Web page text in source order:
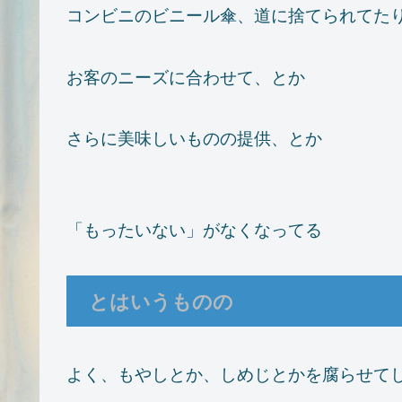
コンビニのビニール傘、道に捨てられてたり
お客のニーズに合わせて、とか
さらに美味しいものの提供、とか
「もったいない」がなくなってる
とはいうものの
よく、もやしとか、しめじとかを腐らせて